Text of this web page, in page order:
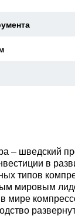
– шведский
в
типов
мировым
мире